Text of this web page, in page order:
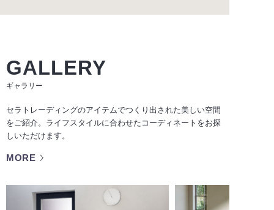
GALLERY
ギャラリー
セラトレーディングのアイテムでつくり出された美しい空間
をご紹介。ライフスタイルに合わせたコーディネートをお探
しいただけます。
MORE